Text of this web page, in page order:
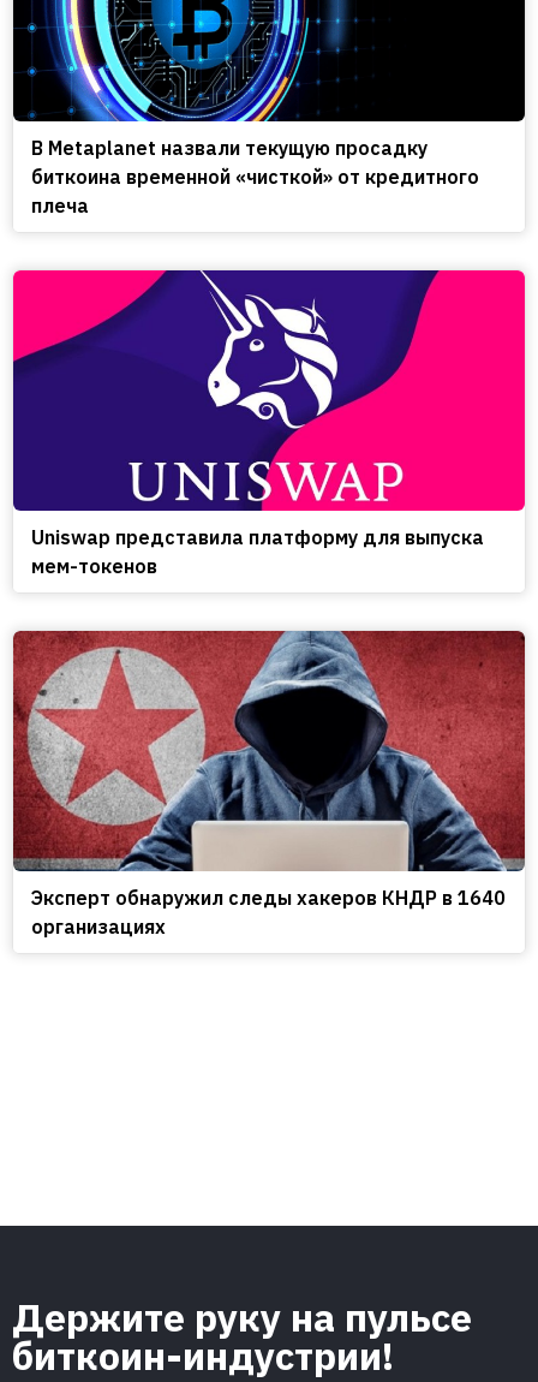
В Metaplanet назвали текущую просадку
биткоина временной «чисткой» от кредитного
плеча
Uniswap представила платформу для выпуска
мем-токенов
Эксперт обнаружил следы хакеров КНДР в 1640
организациях
Держите руку на пульсе
биткоин-индустрии!